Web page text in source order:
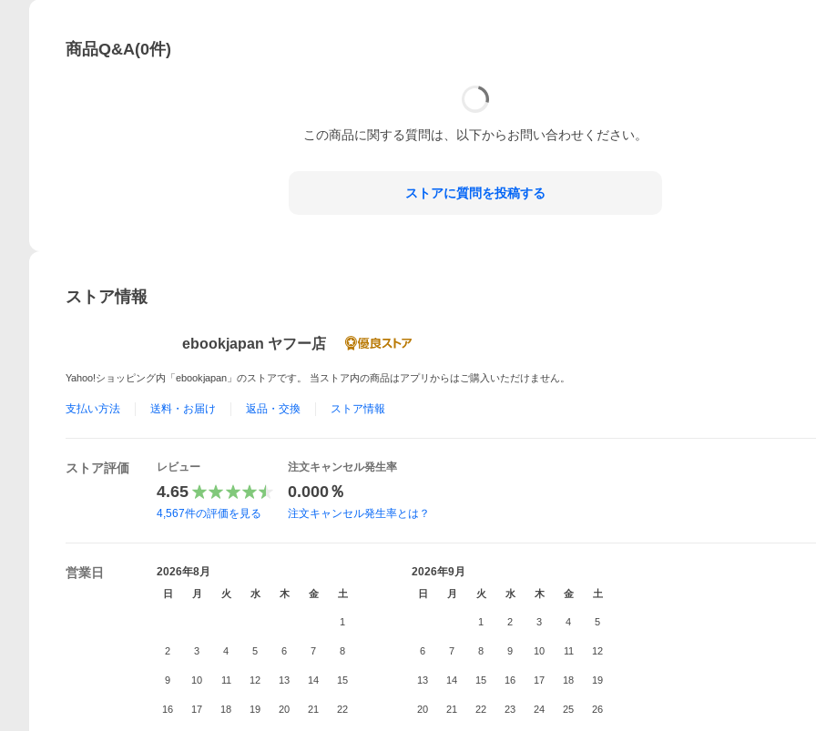
商品Q&A(0件)
この商品に関する質問は、以下からお問い合わせください。
ストアに質問を投稿する
ストア情報
ebookjapan ヤフー店
Yahoo!ショッピング内「ebookjapan」のストアです。 当ストア内の商品はアプリからはご購入いただけません。
支払い方法 送料・お届け 返品・交換 ストア情報
ストア評価 レビュー
4.65
4,567件の評価を見る
注文キャンセル発生率
0.000％
注文キャンセル発生率とは？
営業日 2026年8月
日 月 火 水 木 金 土
1
2 3 4 5 6 7 8
9 10 11 12 13 14 15
16 17 18 19 20 21 22
2026年9月
日 月 火 水 木 金 土
1 2 3 4 5
6 7 8 9 10 11 12
13 14 15 16 17 18 19
20 21 22 23 24 25 26